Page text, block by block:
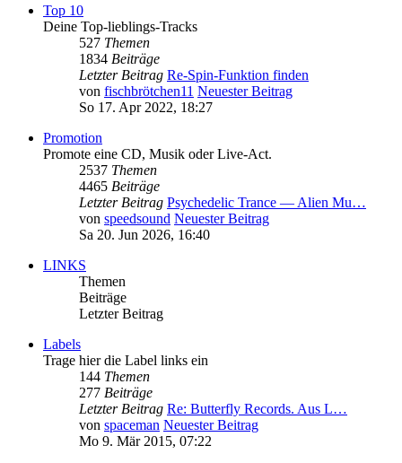
Top 10
Deine Top-lieblings-Tracks
527 Themen
1834 Beiträge
Letzter Beitrag Re-Spin-Funktion finden
von fischbrötchen11 Neuester Beitrag
So 17. Apr 2022, 18:27
Promotion
Promote eine CD, Musik oder Live-Act.
2537 Themen
4465 Beiträge
Letzter Beitrag Psychedelic Trance — Alien Mu…
von speedsound Neuester Beitrag
Sa 20. Jun 2026, 16:40
LINKS
Themen
Beiträge
Letzter Beitrag
Labels
Trage hier die Label links ein
144 Themen
277 Beiträge
Letzter Beitrag Re: Butterfly Records. Aus L…
von spaceman Neuester Beitrag
Mo 9. Mär 2015, 07:22